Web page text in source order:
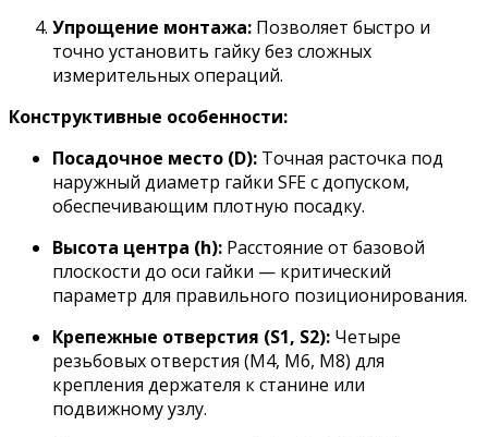
Упрощение монтажа: Позволяет быстро и
точно установить гайку без сложных
измерительных операций.
Конструктивные особенности:
Посадочное место (D): Точная расточка под
наружный диаметр гайки SFE с допуском,
обеспечивающим плотную посадку.
Высота центра (h): Расстояние от базовой
плоскости до оси гайки — критический
параметр для правильного позиционирования.
Крепежные отверстия (S1, S2): Четыре
резьбовых отверстия (M4, M6, M8) для
крепления держателя к станине или
подвижному узлу.